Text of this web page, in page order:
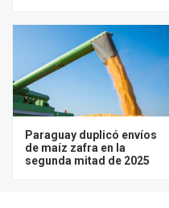
Paraguay duplicó envíos
de maíz zafra en la
segunda mitad de 2025